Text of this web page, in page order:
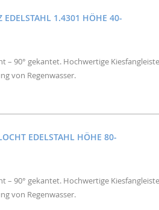
EDELSTAHL 1.4301 HÖHE 40-
– 90° gekantet. Hochwertige
von Regenwasser.
EDELSTAHL HÖHE 80-1
– 90° gekantet. Hochwertige
von Regenwasser.